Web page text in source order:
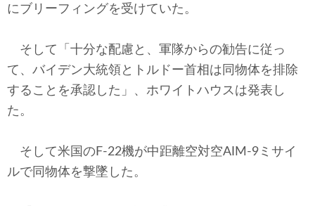
にブリーフィングを受けていた。
そして「十分な配慮と、軍隊からの勧告に従っ
て、バイデン大統領とトルドー首相は同物体を排除
することを承認した」、ホワイトハウスは発表し
た。
そして米国のF-22機が中距離空対空AIM-9ミサイ
ルで同物体を撃墜した。